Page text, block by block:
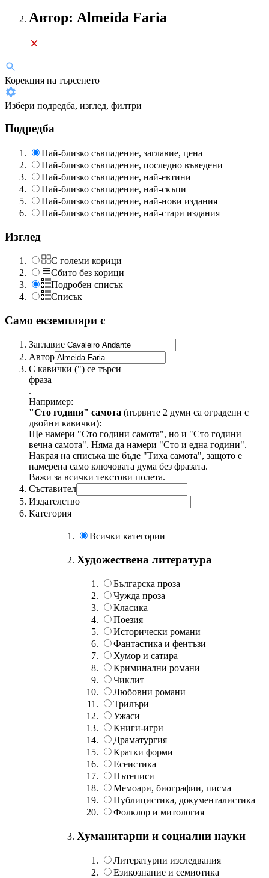
Автор: Almeida Faria
Корекция на търсенето
Избери подредба, изглед, филтри
Подредба
Най-близко съвпадение, заглавие, цена
Най-близко съвпадение, последно въведени
Най-близко съвпадение, най-евтини
Най-близко съвпадение, най-скъпи
Най-близко съвпадение, най-нови издания
Най-близко съвпадение, най-стари издания
Изглед
С големи корици
Сбито без корици
Подробен списък
Списък
Само екземпляри с
Заглавие
Автор
С кавички (") се търси
фраза
.
Например:
"Сто години" самота (първите 2 думи са оградени с
двойни кавички):
Ще намери "Сто години самота", но и "Сто години
вечна самота". Няма да намери "Сто и една години".
Накрая на списъка ще бъде "Тиха самота", защото е
намерена само ключовата дума без фразата.
Важи за всички текстови полета.
Съставител
Издателство
Категория
Всички категории
Художествена литература
Българска проза
Чужда проза
Класика
Поезия
Исторически романи
Фантастика и фентъзи
Хумор и сатира
Криминални романи
Чиклит
Любовни романи
Трилъри
Ужаси
Книги-игри
Драматургия
Кратки форми
Есеистика
Пътеписи
Мемоари, биографии, писма
Публицистика, документалистика
Фолклор и митология
Хуманитарни и социални науки
Литературни изследвания
Езикознание и семиотика